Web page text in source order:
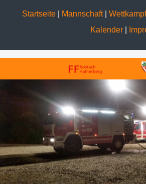
Startseite Mannschaft|
Kalender